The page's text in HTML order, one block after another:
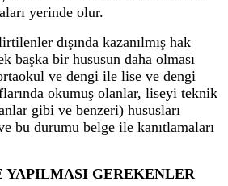
yerinde olur.
dışında kazanılmış hak
başka bir hususun daha olması
ve dengi ile lise ve dengi
okumuş olanlar, liseyi teknik
gibi ve benzeri) hususları
bu durumu belge ile kanıtlamaları
YAPILMASI GEREKENLER